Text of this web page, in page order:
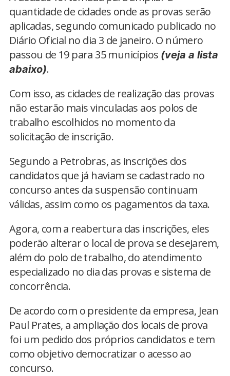
quantidade de cidades onde as provas serão
aplicadas, segundo comunicado publicado no
Diário Oficial no dia 3 de janeiro. O número
passou de 19 para 35 municípios (veja a lista
abaixo).
Com isso, as cidades de realização das provas
não estarão mais vinculadas aos polos de
trabalho escolhidos no momento da
solicitação de inscrição.
Segundo a Petrobras, as inscrições dos
candidatos que já haviam se cadastrado no
concurso antes da suspensão continuam
válidas, assim como os pagamentos da taxa.
Agora, com a reabertura das inscrições, eles
poderão alterar o local de prova se desejarem,
além do polo de trabalho, do atendimento
especializado no dia das provas e sistema de
concorrência.
De acordo com o presidente da empresa, Jean
Paul Prates, a ampliação dos locais de prova
foi um pedido dos próprios candidatos e tem
como objetivo democratizar o acesso ao
concurso.